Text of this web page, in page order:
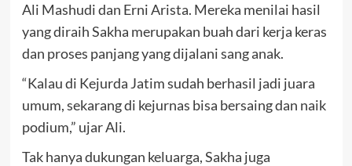
Ali Mashudi dan Erni Arista. Mereka menilai hasil
yang diraih Sakha merupakan buah dari kerja keras
dan proses panjang yang dijalani sang anak.
“Kalau di Kejurda Jatim sudah berhasil jadi juara
umum, sekarang di kejurnas bisa bersaing dan naik
podium,” ujar Ali.
Tak hanya dukungan keluarga, Sakha juga